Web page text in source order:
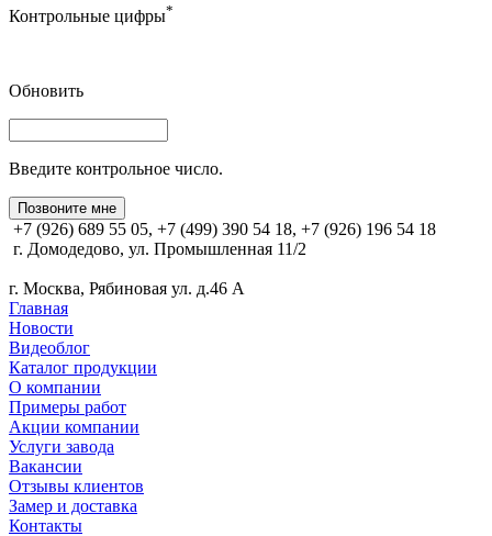
Контрольные цифры*
Обновить
Введите контрольное число.
Позвоните мне
+7 (926) 689 55 05, +7 (499) 390 54 18, +7 (926) 196 54 18
г. Домодедово, ул. Промышленная 11/2
г. Москва, Рябиновая ул. д.46 А
Главная
Новости
Видеоблог
Каталог продукции
О компании
Примеры работ
Акции компании
Услуги завода
Вакансии
Отзывы клиентов
Замер и доставка
Контакты